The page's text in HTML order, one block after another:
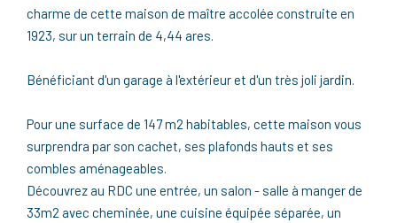
charme de cette maison de maître accolée construite en
1923, sur un terrain de 4,44 ares.
Bénéficiant d'un garage à l'extérieur et d'un très joli jardin.
Pour une surface de 147 m2 habitables, cette maison vous
surprendra par son cachet, ses plafonds hauts et ses
combles aménageables.
Découvrez au RDC une entrée, un salon - salle à manger de
33m2 avec cheminée, une cuisine équipée séparée, un